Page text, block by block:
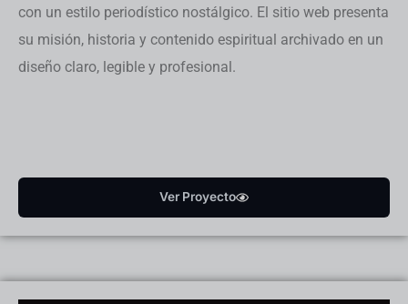
con un estilo periodístico nostálgico. El sitio web presenta
su misión, historia y contenido espiritual archivado en un
diseño claro, legible y profesional.
Ver Proyecto